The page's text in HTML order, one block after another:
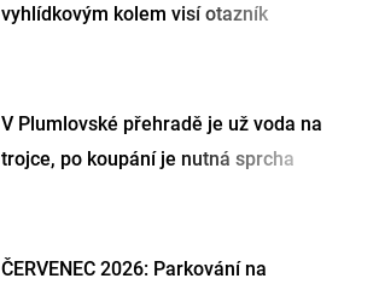
vyhlídkovým kolem visí otazník
V Plumlovské přehradě je už voda na
trojce, po koupání je nutná sprcha
ČERVENEC 2026: Parkování na